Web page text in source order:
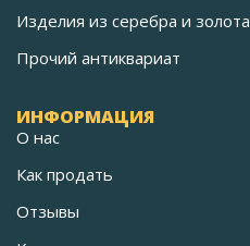
Изделия из серебра и золота
Прочий антиквариат
ИНФОРМАЦИЯ
О нас
Как продать
Отзывы